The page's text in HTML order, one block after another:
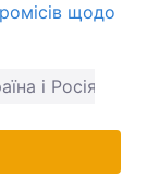
щодо
і Росія